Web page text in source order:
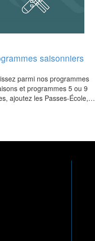
saisonniers
parmi nos programmes
et programmes 5 ou 9
ajoutez les Passes-École,…